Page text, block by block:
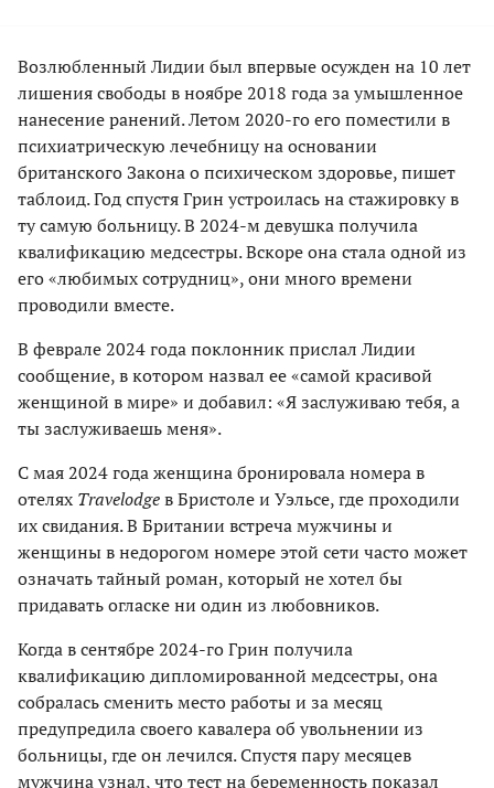
Возлюбленный Лидии был впервые осужден на 10 лет
лишения свободы в ноябре 2018 года за умышленное
нанесение ранений. Летом 2020-го его поместили в
психиатрическую лечебницу на основании
британского Закона о психическом здоровье, пишет
таблоид. Год спустя Грин устроилась на стажировку в
ту самую больницу. В 2024-м девушка получила
квалификацию медсестры. Вскоре она стала одной из
его «любимых сотрудниц», они много времени
проводили вместе.
В феврале 2024 года поклонник прислал Лидии
сообщение, в котором назвал ее «самой красивой
женщиной в мире» и добавил: «Я заслуживаю тебя, а
ты заслуживаешь меня».
С мая 2024 года женщина бронировала номера в
отелях Travelodgeв Бристоле и Уэльсе, где проходили
их свидания. В Британии встреча мужчины и
женщины в недорогом номере этой сети часто может
означать тайный роман, который не хотел бы
придавать огласке ни один из любовников.
Когда в сентябре 2024-го Грин получила
квалификацию дипломированной медсестры, она
собралась сменить место работы и за месяц
предупредила своего кавалера об увольнении из
больницы, где он лечился. Спустя пару месяцев
мужчина узнал, что тест на беременность показал